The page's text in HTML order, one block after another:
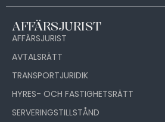
AFFÄRSJURIST
AFFÄRSJURIST
AVTALSRÄTT
TRANSPORTJURIDIK
HYRES- OCH FASTIGHETSRÄTT
SERVERINGSTILLSTÅND